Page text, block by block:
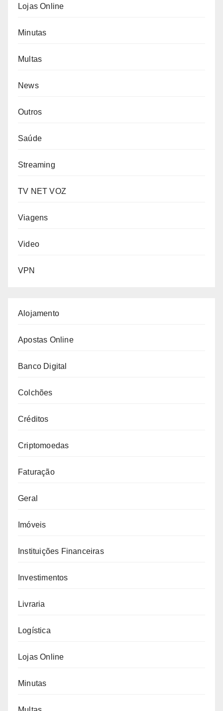
Lojas Online
Minutas
Multas
News
Outros
Saúde
Streaming
TV NET VOZ
Viagens
Video
VPN
Alojamento
Apostas Online
Banco Digital
Colchões
Créditos
Criptomoedas
Faturação
Geral
Imóveis
Instituições Financeiras
Investimentos
Livraria
Logística
Lojas Online
Minutas